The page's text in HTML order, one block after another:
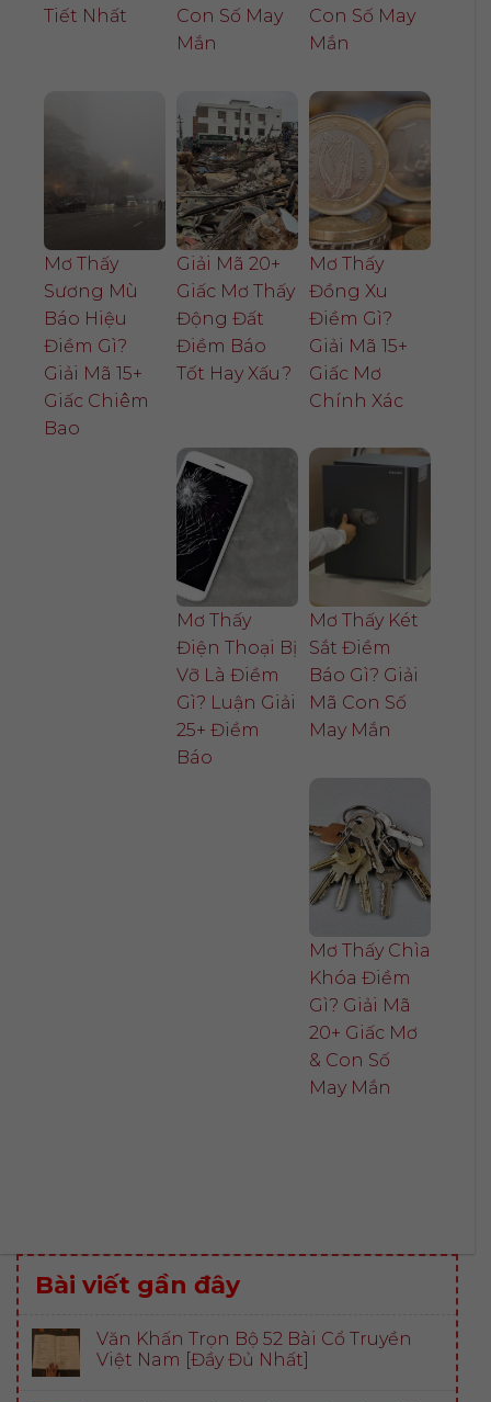
Tiết Nhất
Con Số May
Mắn
Con Số May
Mắn
Mơ Thấy
Sương Mù
Báo Hiệu
Điềm Gì?
Giải Mã 15+
Giấc Chiêm
Bao
Giải Mã 20+
Giấc Mơ Thấy
Động Đất
Điềm Báo
Tốt Hay Xấu?
Mơ Thấy
Đồng Xu
Điềm Gì?
Giải Mã 15+
Giấc Mơ
Chính Xác
Mơ Thấy
Điện Thoại Bị
Vỡ Là Điềm
Gì? Luận Giải
25+ Điềm
Báo
Mơ Thấy Két
Sắt Điềm
Báo Gì? Giải
Mã Con Số
May Mắn
Mơ Thấy Chìa
Khóa Điềm
Gì? Giải Mã
20+ Giấc Mơ
& Con Số
May Mắn
Bài viết gần đây
Văn Khấn Trọn Bộ 52 Bài Cổ Truyền
Việt Nam [Đầy Đủ Nhất]